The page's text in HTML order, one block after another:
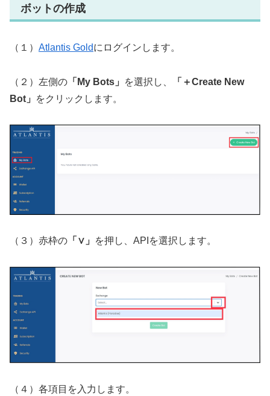
ボットの作成
（１） Atlantis Goldにログインします。
（２）左側の 「My Bots」 を選択し、
「＋Create New
Bot」
をクリックします。
（３）赤枠の 「∨」 を押し、APIを選択します。
（４）各項目を入力します。